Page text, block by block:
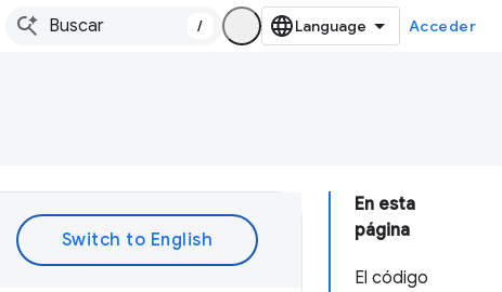
/ Acceder
En esta
página
El código